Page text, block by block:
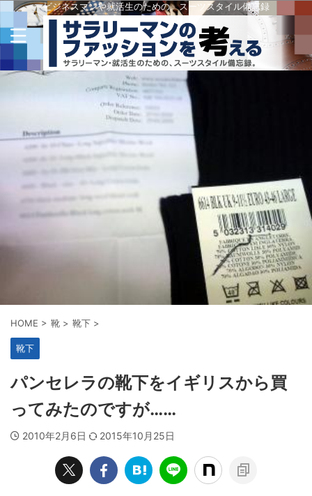
ビジネスマンや就活生のための、スーツスタイル備忘録
HOME > 靴 > 靴下 >
靴下
パンセレラの靴下をイギリスから買
ってみたのですが……
2010年2月6日 2015年10月25日